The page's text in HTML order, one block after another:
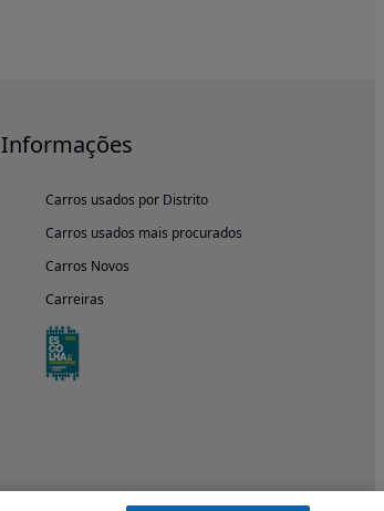
Informações
Carros usados por Distrito
Carros usados mais procurados
Carros Novos
Carreiras